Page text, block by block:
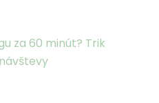
za 60 minút? Trik